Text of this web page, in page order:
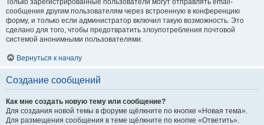
Только зарегистрированные пользователи могут отправлять email-
сообщения другим пользователям через встроенную в конференцию
форму, и только если администратор включил такую возможность. Это
сделано для того, чтобы предотвратить злоупотребления почтовой
системой анонимными пользователями.
Вернуться к началу
Создание сообщений
Как мне создать новую тему или сообщение?
Для создания новой темы в форуме щёлкните по кнопке «Новая тема».
Для размещения сообщения в теме щёлкните по кнопке «Ответить».